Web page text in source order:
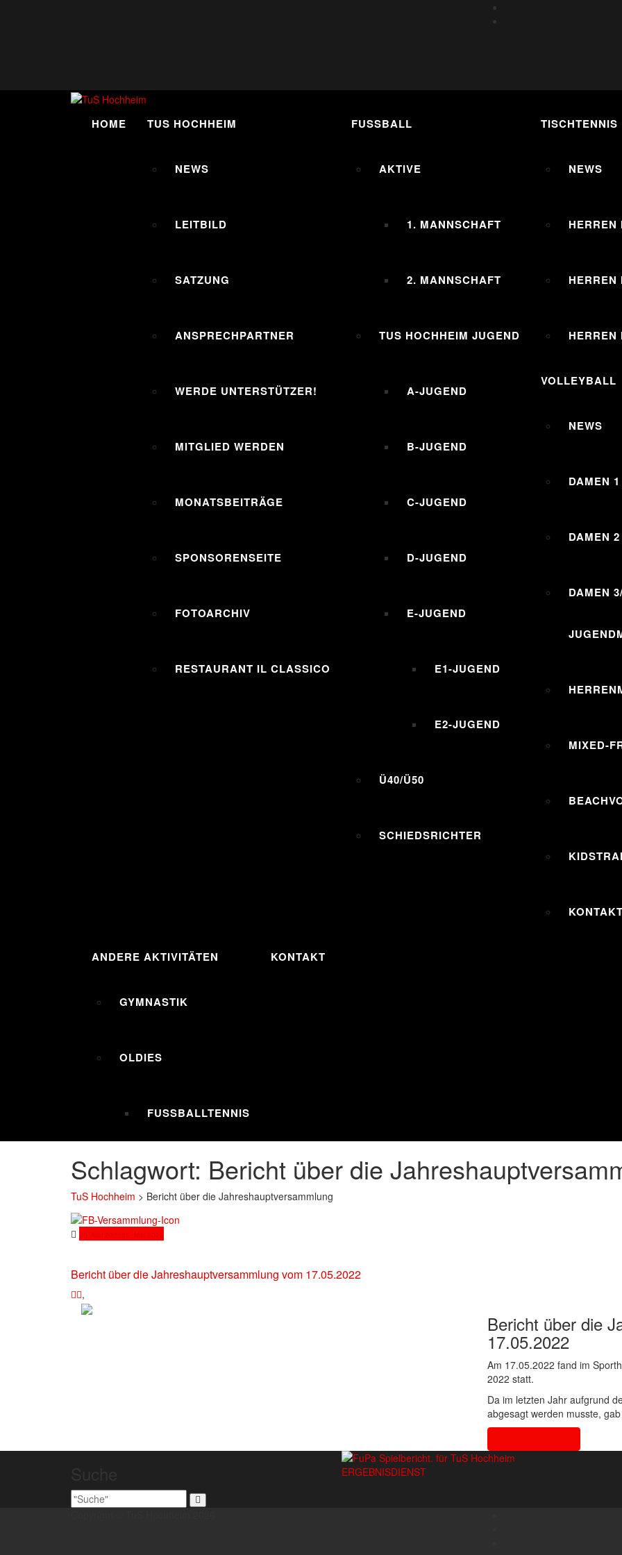
HOME TUS HOCHHEIM
NEWS
LEITBILD
SATZUNG
ANSPRECHPARTNER
WERDE UNTERSTÜTZER!
MITGLIED WERDEN
MONATSBEITRÄGE
SPONSORENSEITE
FOTOARCHIV
RESTAURANT IL CLASSICO
FUSSBALL
AKTIVE
1. MANNSCHAFT
2. MANNSCHAFT
TUS HOCHHEIM JUGEND
A-JUGEND
B-JUGEND
C-JUGEND
D-JUGEND
E-JUGEND
E1-JUGEND
E2-JUGEND
Ü40/Ü50
SCHIEDSRICHTER
TISCHTENNIS
NEWS
HERREN
HERREN
HERREN
VOLLEYBALL
NEWS
DAMEN 1
DAMEN 2
DAMEN
MIXED-
ANDERE AKTIVITÄTEN
GYMNASTIK
OLDIES
FUSSBALLTENNIS
KONTAKT
Schlagwort: Bericht über die
TuS Hochheim > Bericht über die Jahreshauptversammlung
25. Mai 2022 25. Mai 2022
Bericht über die Jahreshauptversammlung vom 17.05.2022
,
Bericht über die
17.05.2022
Am 17.05.2022 fand im
2022 statt.
Da im letzten Jahr aufgrund
abgesagt werden musste,
ERGEBNISDIENST